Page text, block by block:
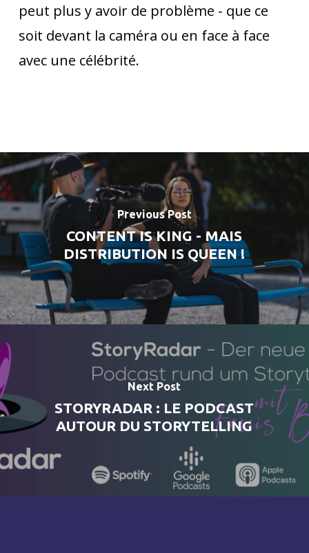
peut plus y avoir de problème - que ce
soit devant la caméra ou en face à face
avec une célébrité.
Previous Post
CONTENT IS KING - MAIS
DISTRIBUTION IS QUEEN !
Next Post
STORYRADAR : LE PODCAST
AUTOUR DU STORYTELLING